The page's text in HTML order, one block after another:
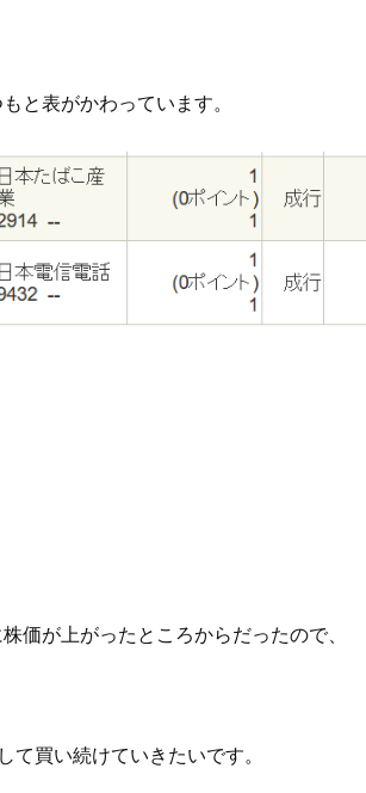
と表がかわっています。
価が上がったところからだったので、
買い続けていきたいです。